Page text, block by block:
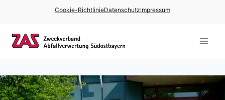
Cookie-RichtlinieDatenschutzImpressum